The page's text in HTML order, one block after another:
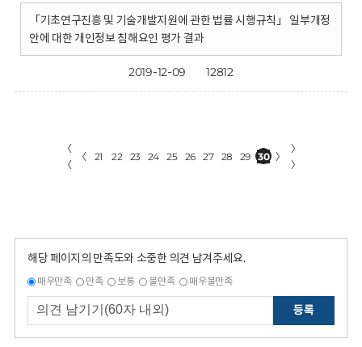
「기초연구진흥 및 기술개발지원에 관한 법률 시행규칙」 일부개정
안에 대한 개인정보 침해요인 평가 결과
2019-12-09 12812
〈
〈
〈 21 22 23 24 25 26 27 28 29 30 〉
〉
〉
해당 페이지의 만족도와 소중한 의견 남겨주세요.
매우만족 만족 보통 불만족 매우불만족
등록